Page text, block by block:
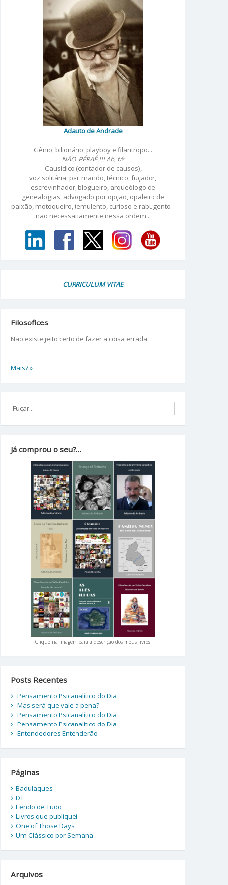
Adauto de Andrade
Gênio, bilionário, playboy e filantropo...
NÃO, PÉRAÊ !!! Ah, tá:
Causídico (contador de causos),
voz solitária, pai, marido, técnico, fuçador,
escrevinhador, blogueiro, arqueólogo de
genealogias, advogado por opção, opaleiro de
paixão, motoqueiro, temulento, curioso e rabugento -
não necessariamente nessa ordem...
CURRICULUM VITAE
Filosofices
Não existe jeito certo de fazer a coisa errada.
Mais? »
Já comprou o seu?…
Clique na imagem para a descrição dos meus livros!
Posts Recentes
Pensamento Psicanalítico do Dia
Mas será que vale a pena?
Pensamento Psicanalítico do Dia
Pensamento Psicanalítico do Dia
Entendedores Entenderão
Páginas
Badulaques
DT
Lendo de Tudo
Livros que publiquei
One of Those Days
Um Clássico por Semana
Arquivos